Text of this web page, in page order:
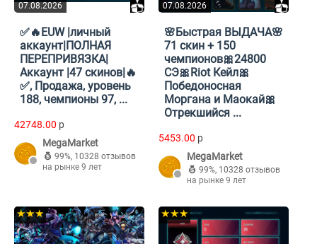
07.08.2026
✅🔥EUW |личный
аккаунт|ПОЛНАЯ
ПЕРЕПРИВЯЗКА|
Аккаунт |47 скинов|🔥
✅, Продажа, уровень
188, чемпионы 97, ...
42748.00 p
MegaMarket
99%, 10328 отзывов
на рынке 9 лет
07.08.2026
🌸Быстрая ВЫДАЧА🌸
71 скин + 150
чемпионов🎀24800
СЭ🎀Riot Кейл🎀
Победоносная
Моргана и Маокай🎀
Отрекшийся ...
5453.00 p
MegaMarket
99%, 10328 отзывов
на рынке 9 лет
★★★ ★★★